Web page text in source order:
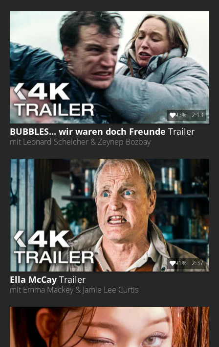
BUBBLES... wir waren doch Freunde Trailer
mit Leonard Scheicher & Zeynep Bozbay
93% 2:13
Ella McCay Trailer
mit Emma Mackey & Jamie Lee Curtis
91% 2:37